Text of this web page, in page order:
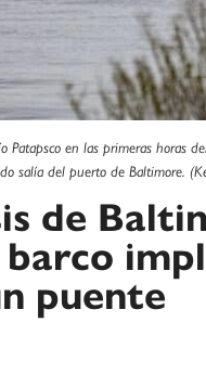
Patapsco en las primeras horas
salía del puerto de Baltimore.
de
puente